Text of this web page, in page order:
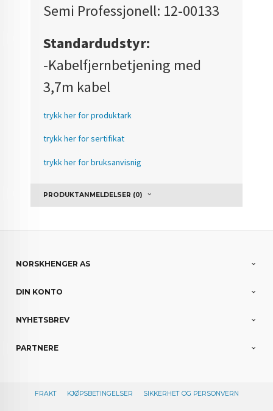
Semi Professjonell: 12-00133
Standardudstyr:
-Kabelfjernbetjening med
3,7m kabel
trykk her for produktark
trykk her for sertifikat
trykk her for bruksanvisnig
PRODUKTANMELDELSER (0)
NORSKHENGER AS
DIN KONTO
NYHETSBREV
PARTNERE
FRAKT KJØPSBETINGELSER SIKKERHET OG PERSONVERN